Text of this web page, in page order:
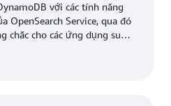
với các tính năng
OpenSearch Service, qua đó
chắc cho các ứng dụng suy
môn về cách thiết lập Bộ